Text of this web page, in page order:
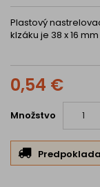
Plastový
klzáku je 38 x 16
0,54 €
Množstvo